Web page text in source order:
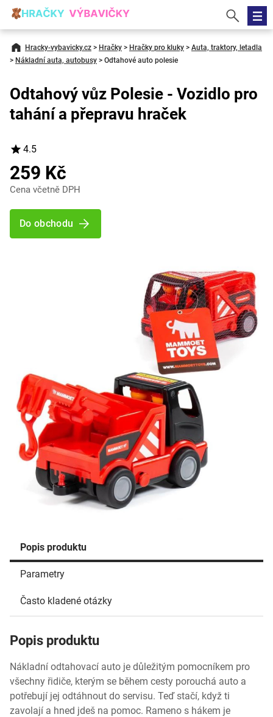
Hracky-vybavicky.cz > Hračky > Hračky pro kluky > Auta, traktory, letadla
> Nákladní auta, autobusy > Odtahové auto polesie
Popis produktu
Parametry
Často kladené otázky
Popis produktu
Nákladní odtahovací auto je důležitým pomocníkem pro
všechny řidiče, kterým se během cesty porouchá auto a
potřebují jej odtáhnout do servisu. Teď stačí, když ti
zavolají a hned jdeš na pomoc. Rameno s hákem je
Odtahový vůz Polesie - Vozidlo pro
tahání a přepravu hraček
4.5
259 Kč
Cena včetně DPH
Do obchodu